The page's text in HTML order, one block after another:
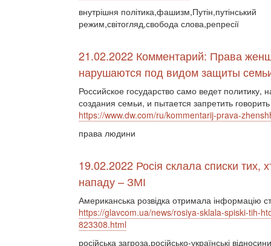
внутрішня політика,фашизм,Путін,путінський
режим,світогляд,свобода слова,репресії
21.02.2022 Комментарий: Права
нарушаются под видом защиты
Российское государство само ведет
создания семьи, и пытается запретить
https://www.dw.com/ru/kommentarij-prava-
права людини
19.02.2022 Росія склала списки тих,
нападу – ЗМІ
Американська розвідка отримала інформацію
https://glavcom.ua/news/rosiya-sklala-spiski-tih-
823308.html
російська загроза,російсько-українські